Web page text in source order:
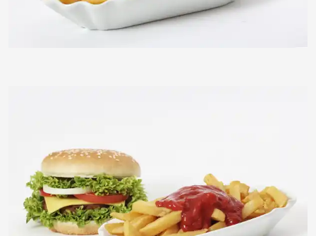
timreckmann